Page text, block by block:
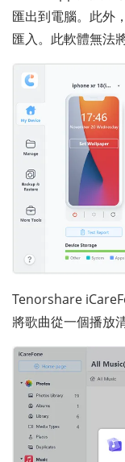
匯出到電腦。此外
匯入。此軟體無法
Tenorshare
將歌曲從一個播放